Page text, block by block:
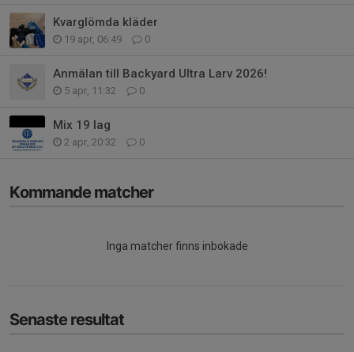
Kvarglömda kläder
19 apr, 06:49 0
Anmälan till Backyard Ultra Larv 2026!
5 apr, 11:32 0
Mix 19 lag
2 apr, 20:32 0
Kommande matcher
Inga matcher finns inbokade
Senaste resultat